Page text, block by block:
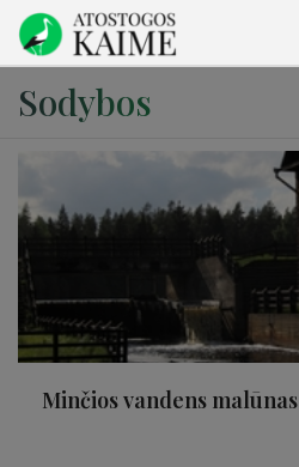
Sodybos
Minčios vandens malūnas